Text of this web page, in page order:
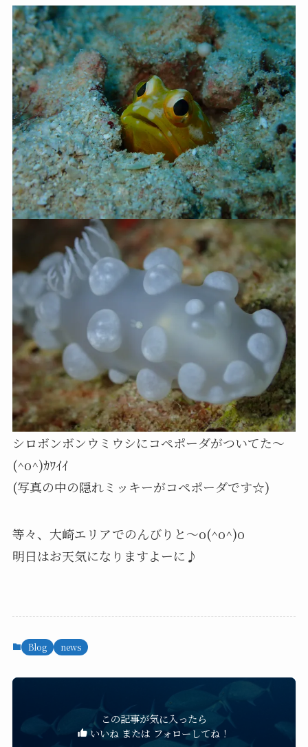
シロボンボンウミウシにコペポーダがついてた～
(^o^)ｶﾜｲｲ
(写真の中の隠れミッキーがコペポーダです☆)
等々、大崎エリアでのんびりと～o(^o^)o
明日はお天気になりますよーに♪
Blog news
この記事が気に入ったら
いいね または フォローしてね！